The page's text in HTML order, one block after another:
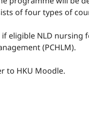
of four types of
eligible NLD
(PCHLM).
to HKU Moodle.